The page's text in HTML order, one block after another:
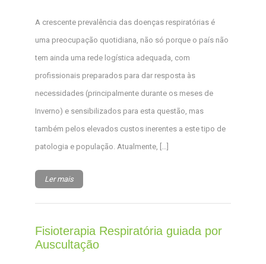
A crescente prevalência das doenças respiratórias é
uma preocupação quotidiana, não só porque o país não
tem ainda uma rede logística adequada, com
profissionais preparados para dar resposta às
necessidades (principalmente durante os meses de
Inverno) e sensibilizados para esta questão, mas
também pelos elevados custos inerentes a este tipo de
patologia e população. Atualmente, […]
Ler mais
Fisioterapia Respiratória guiada por
Auscultação